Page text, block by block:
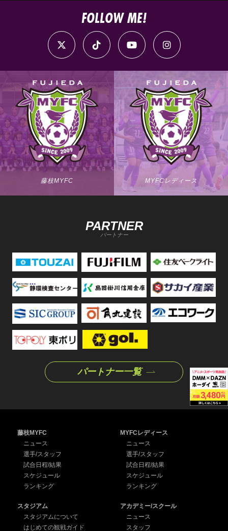
FOLLOW ME!
藤枝MYFC MYFCレディース
PARTNER
パートナー
パートナー一覧
藤枝MYFC
ニュース
選手/スタッフ
試合日程/結果
スケジュール
ランキング
MYFCレディース
ニュース
選手/スタッフ
試合日程/結果
スケジュール
ランキング
スタジアム
スタジアムについて
はじめての観戦ガイド
アカデミー/スクール
ニュース
スタッフ